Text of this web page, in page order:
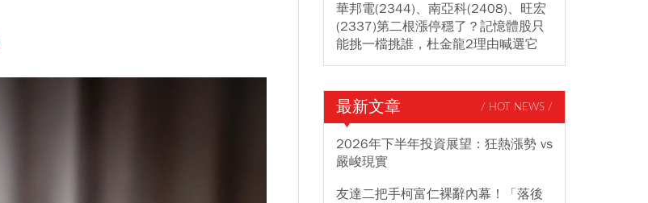
華邦電(2344)、南亞科(2408)、旺宏
(2337)第二根漲停穩了？記憶體股只
能挑一檔挑誰，杜金龍2理由喊選它
最新文章 / HOT NEWS /
2026年下半年投資展望：狂熱漲勢 vs
嚴峻現實
友達二把手柯富仁裸辭內幕！「落後